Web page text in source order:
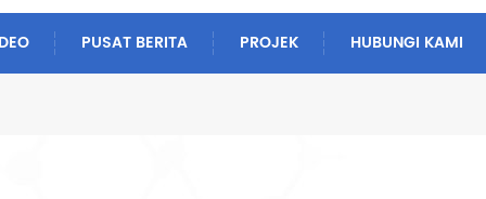
PUSAT BERITA PROJEK HUBUNGI KAMI